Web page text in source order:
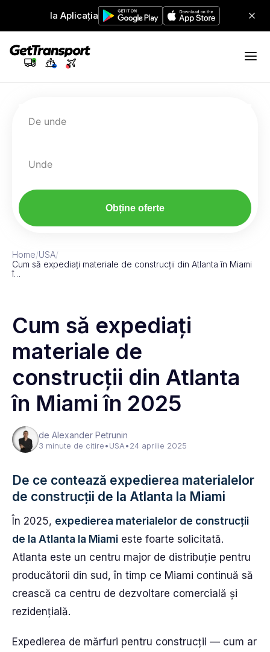
Ia Aplicația
De unde
Unde
Obține oferte
Home/USA/
Cum să expediați materiale de construcții din Atlanta în Miami
î…
Cum să expediați
materiale de
construcții din Atlanta
în Miami în 2025
de Alexander Petrunin
3 minute de citire•USA•24 aprilie 2025
De ce contează expedierea materialelor
de construcții de la Atlanta la Miami
În 2025, expedierea materialelor de construcții
de la Atlanta la Miami este foarte solicitată.
Atlanta este un centru major de distribuție pentru
producătorii din sud, în timp ce Miami continuă să
crească ca centru de dezvoltare comercială și
rezidențială.
Expedierea de mărfuri pentru construcții — cum ar